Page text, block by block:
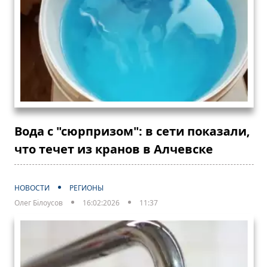
Вода с "сюрпризом": в сети показали,
что течет из кранов в Алчевске
НОВОСТИ
РЕГИОНЫ
Олег Білоусов
16:02:2026 11:37